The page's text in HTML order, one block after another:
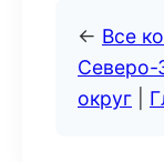
← Все
Северо-
округ